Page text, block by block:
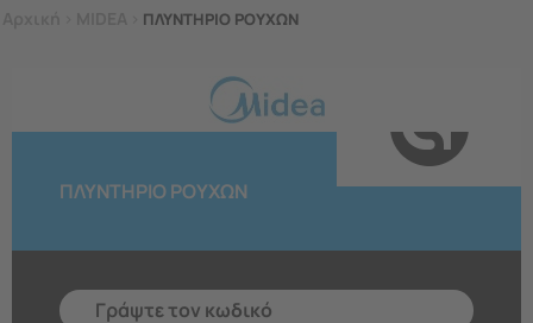
ΠΛΥΝΤΗΡΙΟ ΡΟΥΧΩΝ
ΠΛΥΝΤΗΡΙΟ ΡΟΥΧΩΝ